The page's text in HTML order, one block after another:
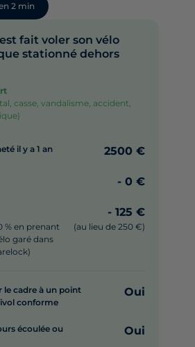
2 min
fait voler son vélo
stationné dehors
casse, vandalisme, accident,
il y a 1 an 2500 €
- 0 €
- 125 €
% en prenant
garé dans
(au lieu de 250 €)
le cadre à un point
conforme
Oui
écoulée ou
Oui